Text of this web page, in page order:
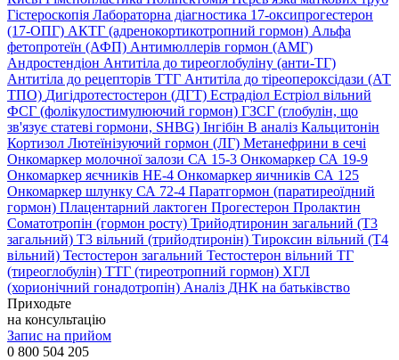
Гістероскопія Лабораторна діагностика 17-оксипрогестерон
(17-ОПГ) АКТГ (адренокортикотропний гормон) Альфа
фетопротеїн (АФП) Антимюллерів гормон (АМГ)
Андростендіон Антитіла до тиреоглобуліну (анти-ТГ)
Антитіла до рецепторів ТТГ Антитіла до тіреопероксідази (АТ
ТПО) Дигідротестостерон (ДГТ) Естрадіол Естріол вільний
ФСГ (фолікулостимулюючий гормон) ГЗСГ (глобулін, що
зв'язує статеві гормони, SHBG) Інгібін B аналіз Кальцитонін
Кортизол Лютеїнізуючий гормон (ЛГ) Метанефрини в сечі
Онкомаркер молочної залози СА 15-3 Онкомаркер СА 19-9
Онкомаркер яєчників НЕ-4 Онкомаркер яичників СА 125
Онкомаркер шлунку СА 72-4 Паратгормон (паратиреоїдний
гормон) Плацентарний лактоген Прогестерон Пролактин
Соматотропін (гормон росту) Трийодтиронин загальний (Т3
загальний) Т3 вільний (трийодтиронін) Тироксин вільний (Т4
вільний) Тестостерон загальний Тестостерон вільний ТГ
(тиреоглобулін) ТТГ (тиреотропний гормон) ХГЛ
(хорионічний гонадотропін) Аналіз ДНК на батьківство
Приходьте
на консультацію
Запис на прийом
0 800 504 205